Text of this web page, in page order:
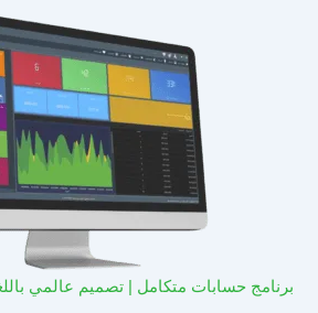
برنامج حسابات متكامل | تصميم عالمي